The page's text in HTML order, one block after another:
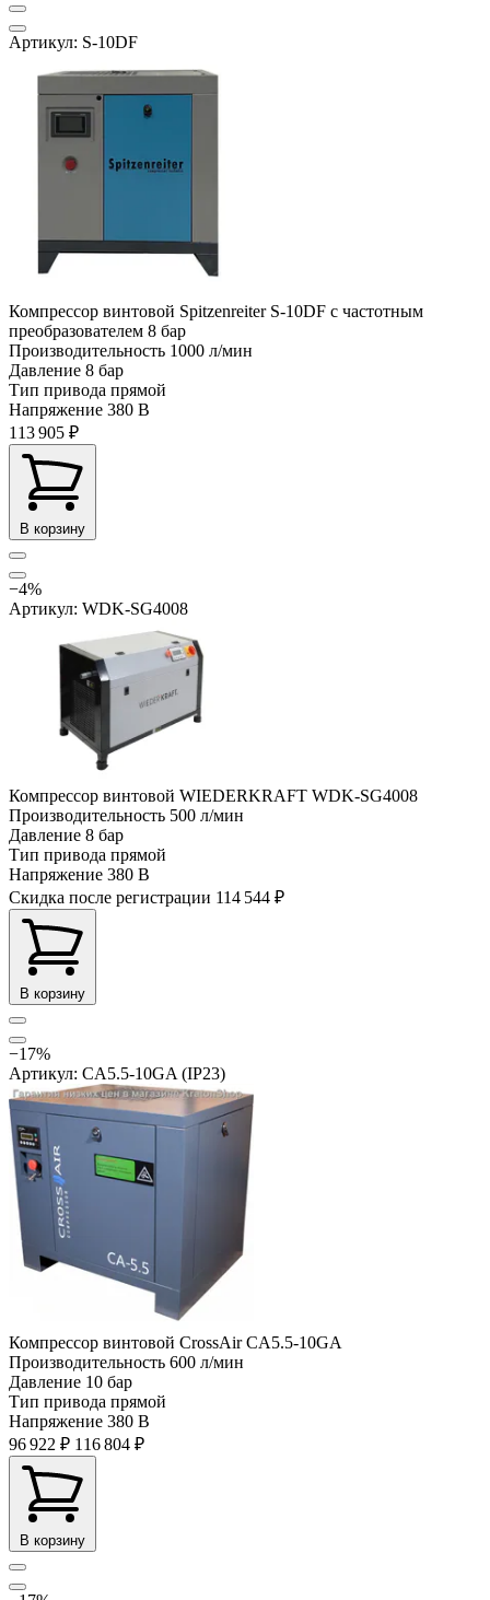
Артикул: S-10DF
Компрессор винтовой Spitzenreiter S-10DF с частотным
преобразователем 8 бар
Производительность 1000 л/мин
Давление 8 бар
Тип привода прямой
Напряжение 380 В
113 905 ₽
В корзину
−4%
Артикул: WDK-SG4008
Компрессор винтовой WIEDERKRAFT WDK-SG4008
Производительность 500 л/мин
Давление 8 бар
Тип привода прямой
Напряжение 380 В
Скидка после регистрации 114 544 ₽
В корзину
−17%
Артикул: CA5.5-10GA (IP23)
Компрессор винтовой CrossAir CA5.5-10GA
Производительность 600 л/мин
Давление 10 бар
Тип привода прямой
Напряжение 380 В
96 922 ₽ 116 804 ₽
В корзину